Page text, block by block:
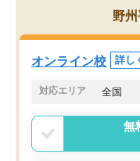
野
オンライン校 詳し
対応エリア 全国
無